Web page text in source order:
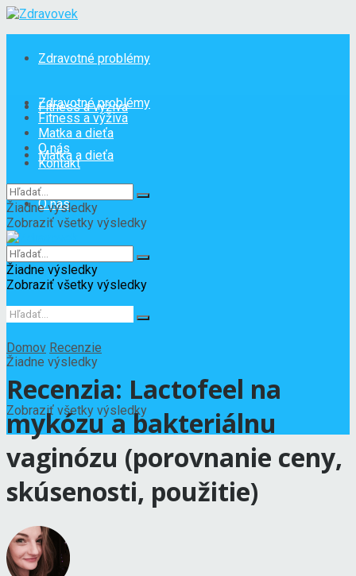
Zdravotné problémy
Fitness a výživa
Matka a dieťa
O nás
Kontakt
Žiadne výsledky
Zobraziť všetky výsledky
Zdravotné problémy
Fitness a výživa
Matka a dieťa
O nás
Kontakt
Žiadne výsledky
Zobraziť všetky výsledky
Žiadne výsledky
Zobraziť všetky výsledky
Domov Recenzie
Recenzia: Lactofeel na
mykózu a bakteriálnu
vaginózu (porovnanie ceny,
skúsenosti, použitie)